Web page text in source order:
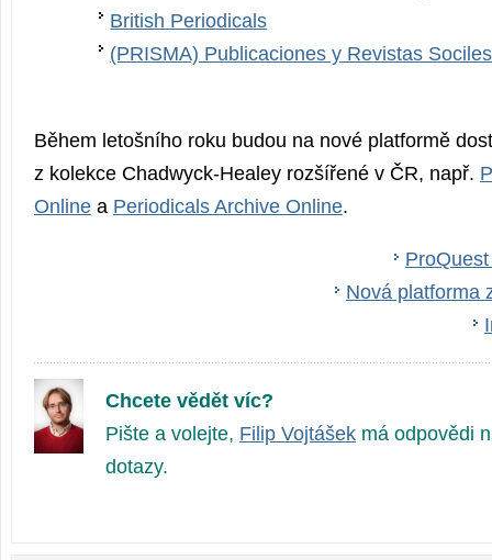
British Periodicals
(PRISMA) Publicaciones y Revistas
Během letošního roku budou na nové platformě
z kolekce Chadwyck-Healey rozšířené v ČR, např.
Online a Periodicals Archive Online.
Nová platforma
Chcete vědět víc?
Pište a volejte, Filip Vojtášek má odpovědi
dotazy.